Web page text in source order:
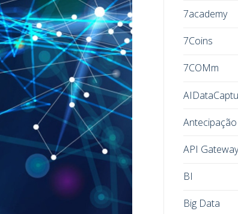
7academy
7Coins
7COMm
API
BI
Big Data